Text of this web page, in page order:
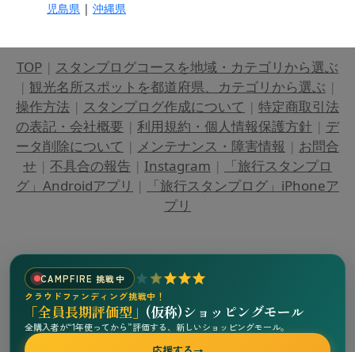
児島県 | 沖縄県
TOP | スタンプログコースを地域・カテゴリから選ぶ
| 観光名所スポットを都道府県、カテゴリから選ぶ |
操作方法 | スタンプログ作成について | 特定商取引法
の表記・会社概要 | 利用規約・個人情報保護方針 | デ
ータ削除について | メンテナンス・障害情報 | お問合
せ | 不具合の報告 | Instagram |
「旅行スタンプロ
グ」Androidアプリ |
「旅行スタンプログ」iPhoneア
プリ
CAMPFIRE 挑戦中
クラウドファンディング挑戦中！
「全員長期評価型」 (仮称)ショッピングモール
全購入者が“1年使ってから”評価する、新しいショッピングモール。